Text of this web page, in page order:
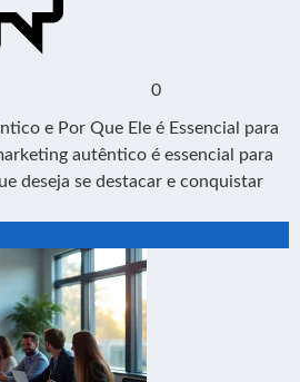
0
e Por Que Ele é Essencial para
autêntico é essencial para
deseja se destacar e conquistar